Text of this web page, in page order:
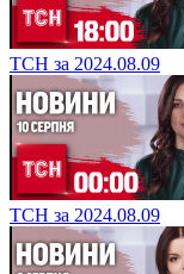
ТСН за 2024.08.09
ТСН за 2024.08.09